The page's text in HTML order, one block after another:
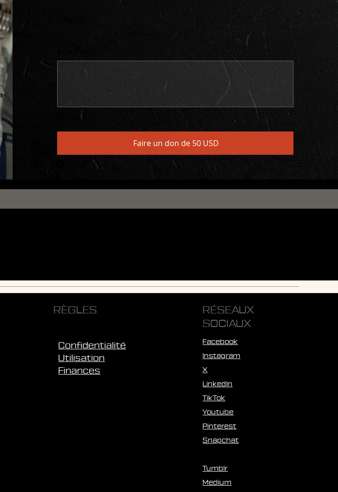
Faire un don de 50 USD
RÈGLES
Confidentialité
Utilisation
Finances
RÉSEAUX
SOCIAUX
Facebook
Instagram
X
LinkedIn
TikTok
Youtube
Pinterest
Snapchat
Tumblr
Medium